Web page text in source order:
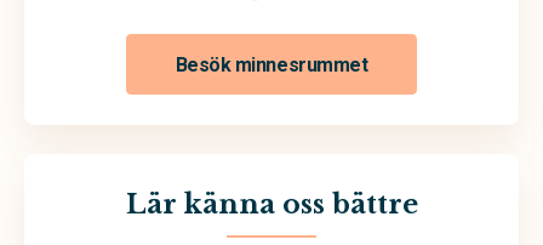
Besök minnesrummet
Lär känna oss bättre